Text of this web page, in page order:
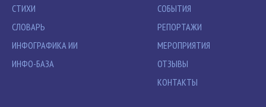
СТИХИ
СЛОВАРЬ
ИНФОГРАФИКА ИИ
ИНФО-БАЗА
СОБЫТИЯ
РЕПОРТАЖИ
МЕРОПРИЯТИЯ
ОТЗЫВЫ
КОНТАКТЫ